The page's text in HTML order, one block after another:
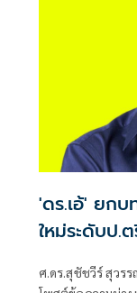
'ดร.เอ้' ยกบ
ใหม่ระดับป.ตรี หากไทยไม่ปรับตัวไม่
ศ.ดร.สุชัชวีร์ สุวร